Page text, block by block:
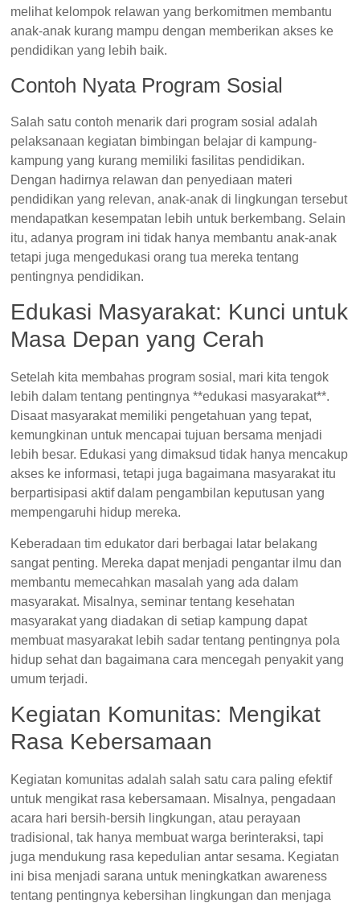
melihat kelompok relawan yang berkomitmen membantu
anak-anak kurang mampu dengan memberikan akses ke
pendidikan yang lebih baik.
Contoh Nyata Program Sosial
Salah satu contoh menarik dari program sosial adalah
pelaksanaan kegiatan bimbingan belajar di kampung-
kampung yang kurang memiliki fasilitas pendidikan.
Dengan hadirnya relawan dan penyediaan materi
pendidikan yang relevan, anak-anak di lingkungan tersebut
mendapatkan kesempatan lebih untuk berkembang. Selain
itu, adanya program ini tidak hanya membantu anak-anak
tetapi juga mengedukasi orang tua mereka tentang
pentingnya pendidikan.
Edukasi Masyarakat: Kunci untuk
Masa Depan yang Cerah
Setelah kita membahas program sosial, mari kita tengok
lebih dalam tentang pentingnya **edukasi masyarakat**.
Disaat masyarakat memiliki pengetahuan yang tepat,
kemungkinan untuk mencapai tujuan bersama menjadi
lebih besar. Edukasi yang dimaksud tidak hanya mencakup
akses ke informasi, tetapi juga bagaimana masyarakat itu
berpartisipasi aktif dalam pengambilan keputusan yang
mempengaruhi hidup mereka.
Keberadaan tim edukator dari berbagai latar belakang
sangat penting. Mereka dapat menjadi pengantar ilmu dan
membantu memecahkan masalah yang ada dalam
masyarakat. Misalnya, seminar tentang kesehatan
masyarakat yang diadakan di setiap kampung dapat
membuat masyarakat lebih sadar tentang pentingnya pola
hidup sehat dan bagaimana cara mencegah penyakit yang
umum terjadi.
Kegiatan Komunitas: Mengikat
Rasa Kebersamaan
Kegiatan komunitas adalah salah satu cara paling efektif
untuk mengikat rasa kebersamaan. Misalnya, pengadaan
acara hari bersih-bersih lingkungan, atau perayaan
tradisional, tak hanya membuat warga berinteraksi, tapi
juga mendukung rasa kepedulian antar sesama. Kegiatan
ini bisa menjadi sarana untuk meningkatkan awareness
tentang pentingnya kebersihan lingkungan dan menjaga